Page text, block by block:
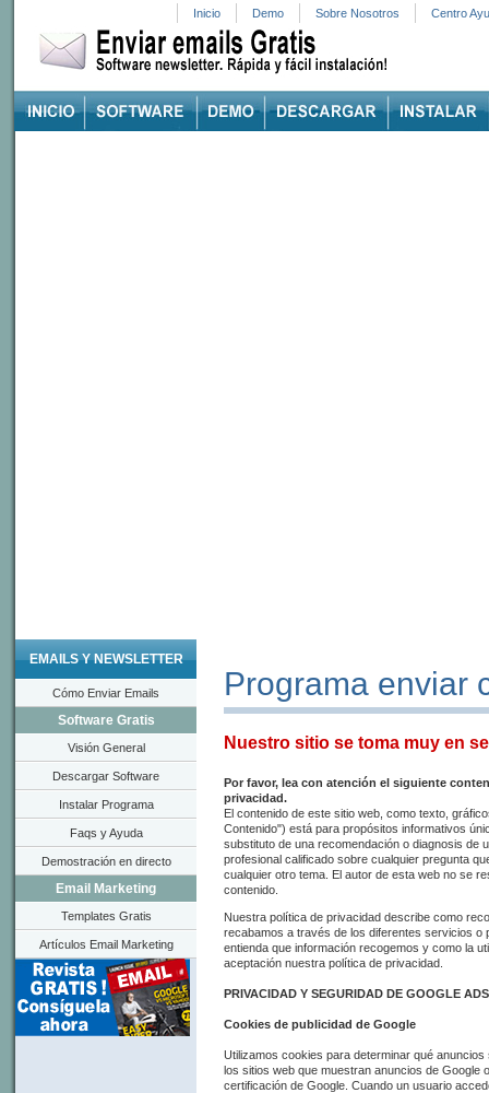
Inicio Demo Sobre Nosotros Centro
EMAILS Y NEWSLETTER
Cómo Enviar Emails
Software Gratis
Visión General
Descargar Software
Instalar Programa
Faqs y Ayuda
Demostración en directo
Email Marketing
Templates Gratis
Artículos Email Marketing
Programa enviar
Nuestro sitio se toma muy en
Por favor, lea con atención el siguiente
privacidad.
El contenido de este sitio web, como texto,
Contenido") está para propósitos informativos
substituto de una recomendación o diagnosis de
profesional calificado sobre cualquier pregunta
cualquier otro tema. El autor de esta web no se
contenido.
Nuestra política de privacidad describe como
recabamos a través de los diferentes servicios o
entienda que información recogemos y como la
aceptación nuestra política de privacidad.
PRIVACIDAD Y SEGURIDAD DE GOOGLE
Cookies de publicidad de Google
Utilizamos cookies para determinar qué
los sitios web que muestran anuncios de Google
certificación de Google. Cuando un usuario